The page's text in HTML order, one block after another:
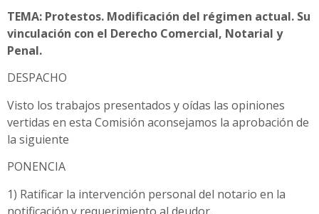
TEMA: Protestos. Modificación del régimen actual. Su
vinculación con el Derecho Comercial, Notarial y
Penal.
DESPACHO
Visto los trabajos presentados y oídas las opiniones
vertidas en esta Comisión aconsejamos la aprobación de
la siguiente
PONENCIA
1) Ratificar la intervención personal del notario en la
notificación y requerimiento al deudor.